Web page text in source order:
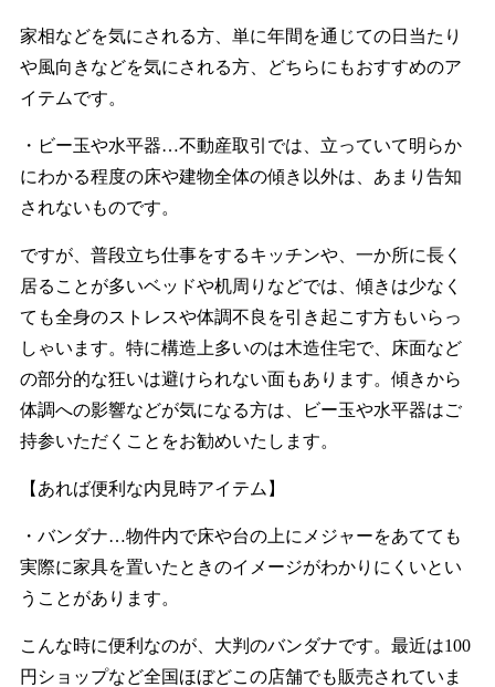
家相などを気にされる方、単に年間を通じての日当たり
や風向きなどを気にされる方、どちらにもおすすめのア
イテムです。
・ビー玉や水平器…不動産取引では、立っていて明らか
にわかる程度の床や建物全体の傾き以外は、あまり告知
されないものです。
ですが、普段立ち仕事をするキッチンや、一か所に長く
居ることが多いベッドや机周りなどでは、傾きは少なく
ても全身のストレスや体調不良を引き起こす方もいらっ
しゃいます。特に構造上多いのは木造住宅で、床面など
の部分的な狂いは避けられない面もあります。傾きから
体調への影響などが気になる方は、ビー玉や水平器はご
持参いただくことをお勧めいたします。
【あれば便利な内見時アイテム】
・バンダナ…物件内で床や台の上にメジャーをあてても
実際に家具を置いたときのイメージがわかりにくいとい
うことがあります。
こんな時に便利なのが、大判のバンダナです。最近は100
円ショップなど全国ほぼどこの店舗でも販売されていま